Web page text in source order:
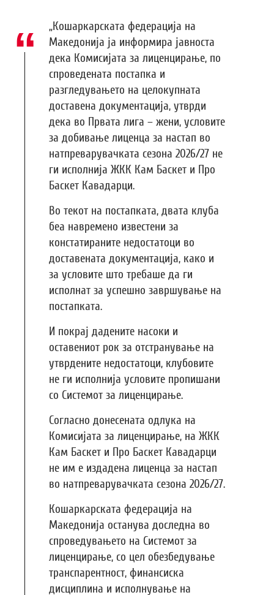
„Кошаркарската федерација на
Македонија ја информира јавноста
дека Комисијата за лиценцирање, по
спроведената постапка и
разгледувањето на целокупната
доставена документација, утврди
дека во Првата лига – жени, условите
за добивање лиценца за настап во
натпреварувачката сезона 2026/27 не
ги исполнија ЖКК Кам Баскет и Про
Баскет Кавадарци.
Во текот на постапката, двата клуба
беа навремено известени за
констатираните недостатоци во
доставената документација, како и
за условите што требаше да ги
исполнат за успешно завршување на
постапката.
И покрај дадените насоки и
оставениот рок за отстранување на
утврдените недостатоци, клубовите
не ги исполнија условите пропишани
со Системот за лиценцирање.
Согласно донесената одлука на
Комисијата за лиценцирање, на ЖКК
Кам Баскет и Про Баскет Кавадарци
не им е издадена лиценца за настап
во натпреварувачката сезона 2026/27.
Кошаркарската федерација на
Македонија останува доследна во
спроведувањето на Системот за
лиценцирање, со цел обезбедување
транспарентност, финансиска
дисциплина и исполнување на